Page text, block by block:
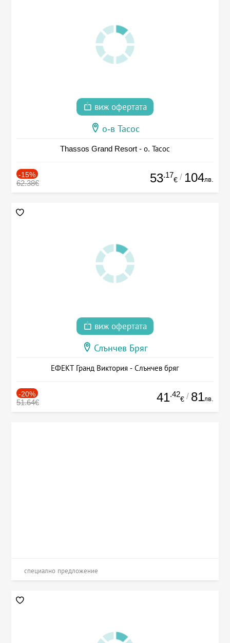
виж офертата
о-в Тасос
Thassos Grand Resort - о. Тасос
-15%
62.38€ 53.17
€ / 104лв.
виж офертата
Слънчев Бряг
ЕФЕКТ Гранд Виктория - Слънчев бряг
-20%
51.64€ 41.42
€ / 81лв.
специално предложение